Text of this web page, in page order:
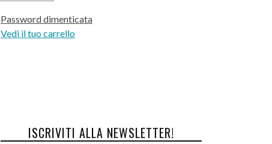
Password dimenticata
Vedi il tuo carrello
ISCRIVITI ALLA NEWSLETTER!